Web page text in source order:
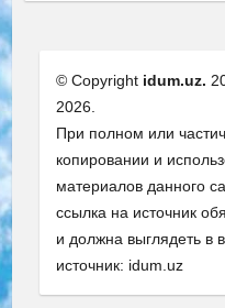
© Copyright idum.uz.
2026.
При полном или
копировании и
материалов данного
ссылка на источник
и должна выглядеть в
источник: idum.uz